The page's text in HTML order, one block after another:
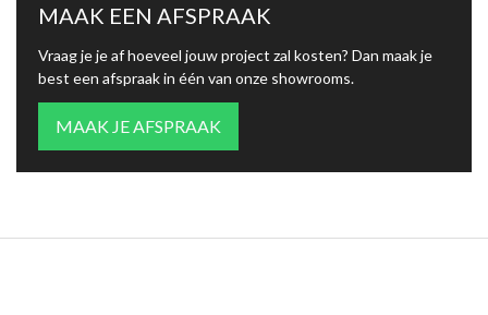
MAAK EEN AFSPRAAK
Vraag je je af hoeveel jouw project zal kosten? Dan maak je
best een afspraak in één van onze showrooms.
MAAK JE AFSPRAAK